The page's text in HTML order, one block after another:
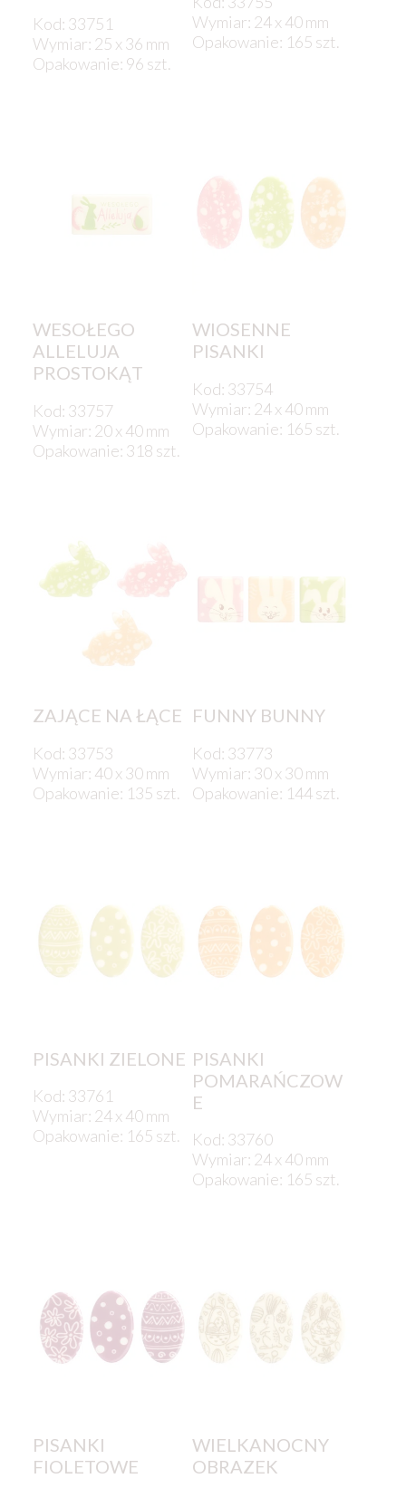
Kod: 33751
Wymiar: 25 x 36 mm
Opakowanie: 96 szt.
Wymiar: 24 x 40 mm
Opakowanie: 165 szt.
WESOŁEGO
ALLELUJA
PROSTOKĄT
Kod: 33757
Wymiar: 20 x 40 mm
Opakowanie: 318 szt.
WIOSENNE
PISANKI
Kod: 33754
Wymiar: 24 x 40 mm
Opakowanie: 165 szt.
ZAJĄCE NA ŁĄCE
Kod: 33753
Wymiar: 40 x 30 mm
Opakowanie: 135 szt.
FUNNY BUNNY
Kod: 33773
Wymiar: 30 x 30 mm
Opakowanie: 144 szt.
PISANKI ZIELONE
Kod: 33761
Wymiar: 24 x 40 mm
Opakowanie: 165 szt.
PISANKI
POMARAŃCZOW
E
Kod: 33760
Wymiar: 24 x 40 mm
Opakowanie: 165 szt.
PISANKI
FIOLETOWE
WIELKANOCNY
OBRAZEK